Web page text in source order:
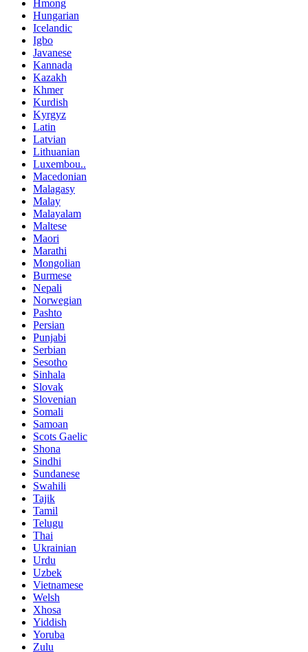
Hmong
Hungarian
Icelandic
Igbo
Javanese
Kannada
Kazakh
Khmer
Kurdish
Kyrgyz
Latin
Latvian
Lithuanian
Luxembou..
Macedonian
Malagasy
Malay
Malayalam
Maltese
Maori
Marathi
Mongolian
Burmese
Nepali
Norwegian
Pashto
Persian
Punjabi
Serbian
Sesotho
Sinhala
Slovak
Slovenian
Somali
Samoan
Scots Gaelic
Shona
Sindhi
Sundanese
Swahili
Tajik
Tamil
Telugu
Thai
Ukrainian
Urdu
Uzbek
Vietnamese
Welsh
Xhosa
Yiddish
Yoruba
Zulu